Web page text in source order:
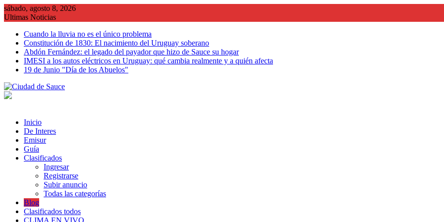
Saltar
al
sábado, agosto 8, 2026
Ultimas Noticias
Cuando la lluvia no es el único problema
Constitución de 1830: El nacimiento del Uruguay soberano
Abdón Fernández: el legado del payador que hizo de Sauce su hogar
IMESI a los autos eléctricos en Uruguay: qué cambia realmente y a quién afecta
19 de Junio "Día de los Abuelos"
Inicio
De Interes
Emisur
Guía
Clasificados
Ingresar
Registrarse
Subir anuncio
Todas las categorías
Blog
Clasificados todos
CLIMA EN VIVO